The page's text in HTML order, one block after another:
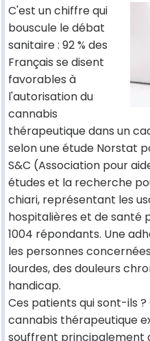
C'est un chiffre qui
bouscule le débat
sanitaire : 92 % des
Français se disent
favorables à
l'autorisation du
cannabis
thérapeutique dans un
selon une étude Norstat
S&C (Association pour
études et la recherche
chiari, représentant les
hospitalières et de santé
1004 répondants. Une
les personnes
lourdes, des douleurs
handicap.
Ces patients qui sont-ils
cannabis thérapeutique
souffrent principalement